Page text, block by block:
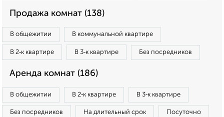
Продажа комнат (138)
В общежитии В коммунальной квартире
В 2‑к квартире В 3‑к квартире Без посредников
Аренда комнат (186)
В общежитии В 2‑к квартире В 3‑к квартире
Без посредников На длительный срок Посуточно